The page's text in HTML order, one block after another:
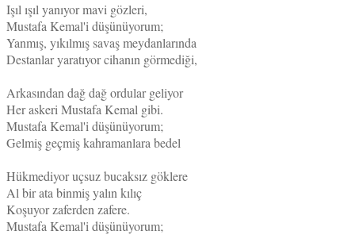
Işıl ışıl yanıyor mavi gözleri,
Mustafa Kemal'i düşünüyorum;
Yanmış, yıkılmış savaş meydanlarında
Destanlar yaratıyor cihanın görmediği,
Arkasından dağ dağ ordular geliyor
Her askeri Mustafa Kemal gibi.
Mustafa Kemal'i düşünüyorum;
Gelmiş geçmiş kahramanlara bedel
Hükmediyor uçsuz bucaksız göklere
Al bir ata binmiş yalın kılıç
Koşuyor zaferden zafere.
Mustafa Kemal'i düşünüyorum;